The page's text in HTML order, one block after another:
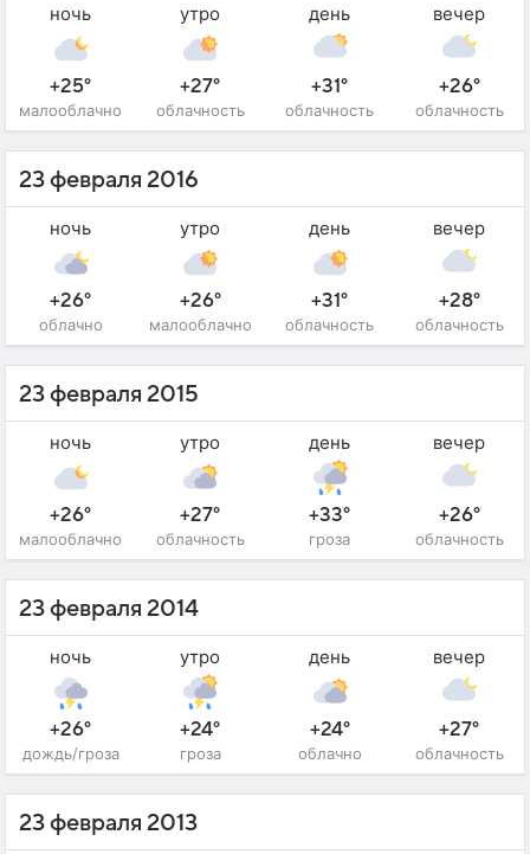
ночь
+25°
малооблачно
утро
+27°
облачность
день
+31°
облачность
вечер
+26°
облачность
23 февраля 2016
ночь
+26°
облачно
утро
+26°
малооблачно
день
+31°
облачность
вечер
+28°
облачность
23 февраля 2015
ночь
+26°
малооблачно
утро
+27°
облачность
день
+33°
гроза
вечер
+26°
облачность
23 февраля 2014
ночь
+26°
дождь/гроза
утро
+24°
гроза
день
+24°
облачно
вечер
+27°
облачность
23 февраля 2013